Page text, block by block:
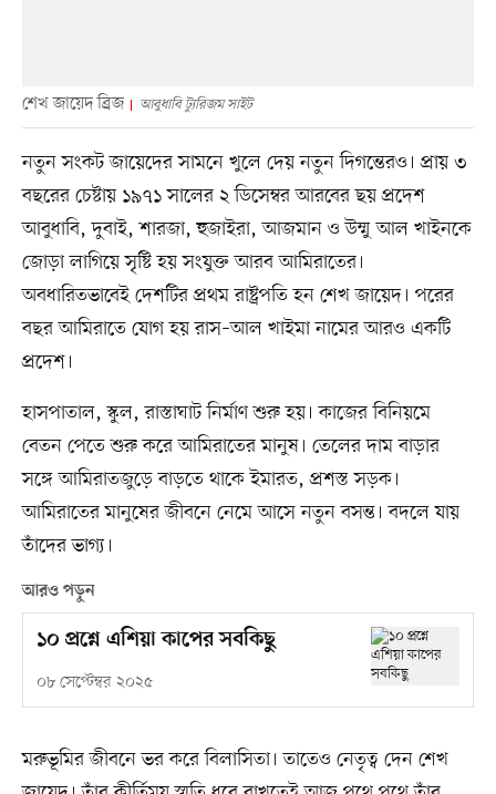
শেখ জায়েদ ব্রিজ আবুধাবি ট্যুরিজম সাইট
নতুন সংকট জায়েদের সামনে খুলে দেয় নতুন দিগন্তেরও। প্রায় ৩
বছরের চেষ্টায় ১৯৭১ সালের ২ ডিসেম্বর আরবের ছয় প্রদেশ
আবুধাবি, দুবাই, শারজা, হুজাইরা, আজমান ও উম্মু আল খাইনকে
জোড়া লাগিয়ে সৃষ্টি হয় সংযুক্ত আরব আমিরাতের।
অবধারিতভাবেই দেশটির প্রথম রাষ্ট্রপতি হন শেখ জায়েদ। পরের
বছর আমিরাতে যোগ হয় রাস–আল খাইমা নামের আরও একটি
প্রদেশ।
হাসপাতাল, স্কুল, রাস্তাঘাট নির্মাণ শুরু হয়। কাজের বিনিয়মে
বেতন পেতে শুরু করে আমিরাতের মানুষ। তেলের দাম বাড়ার
সঙ্গে আমিরাতজুড়ে বাড়তে থাকে ইমারত, প্রশস্ত সড়ক।
আমিরাতের মানুষের জীবনে নেমে আসে নতুন বসন্ত। বদলে যায়
তাঁদের ভাগ্য।
আরও পড়ুন
১০ প্রশ্নে এশিয়া কাপের সবকিছু
০৮ সেপ্টেম্বর ২০২৫
মরুভূমির জীবনে ভর করে বিলাসিতা। তাতেও নেতৃত্ব দেন শেখ